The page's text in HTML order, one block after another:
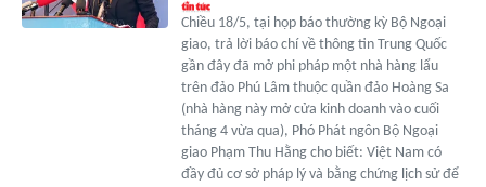
Chiều 18/5, tại họp báo thường kỳ Bộ Ngoại
giao, trả lời báo chí về thông tin Trung Quốc
gần đây đã mở phi pháp một nhà hàng lẩu
trên đảo Phú Lâm thuộc quần đảo Hoàng Sa
(nhà hàng này mở cửa kinh doanh vào cuối
tháng 4 vừa qua), Phó Phát ngôn Bộ Ngoại
giao Phạm Thu Hằng cho biết: Việt Nam có
đầy đủ cơ sở pháp lý và bằng chứng lịch sử để